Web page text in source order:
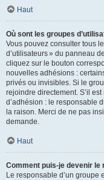
Haut
Où sont les groupes
Vous pouvez consulter tous
d’utilisateurs » du panneau
cliquez sur le bouton
nouvelles adhésions :
privés ou invisibles. Si le
rejoindre directement. S’il
d’adhésion : le responsable
la raison. Merci de ne pas
demande.
Haut
Comment puis-je devenir le
Le responsable d’un